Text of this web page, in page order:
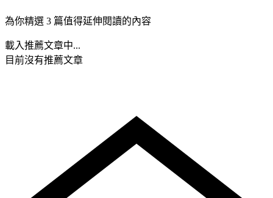
為你精選 3 篇值得延伸閱讀的內容
載入推薦文章中...
目前沒有推薦文章